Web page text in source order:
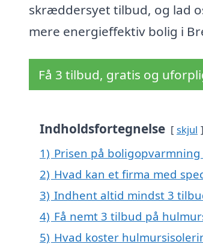
skræddersyet tilbud, og lad
mere energieffektiv bolig i
Få 3 tilbud, gratis og
Indholdsfortegnelse skjul
1) Prisen på
2) Hvad kan et firma med
3) Indhent altid mindst 3
4) Få nemt 3 tilbud på
5) Hvad koster